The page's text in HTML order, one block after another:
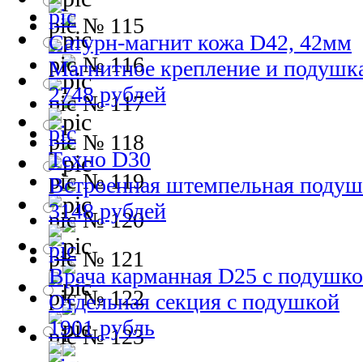
№ 115
№ 116
№ 117
№ 118
№ 119
№ 120
№ 121
№ 122
№ 123
Сатурн-магнит кожа D42, 42мм
Магнитное крепление и
2748 рублей
Техно D30
Встроенная штемпельная
3148 рублей
Врача карманная D25 с
Отдельная секция с подушкой
1901 рубль